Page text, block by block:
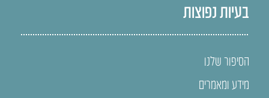
בעיות נפוצות
הסיפור שלנו
מידע ומאמרים